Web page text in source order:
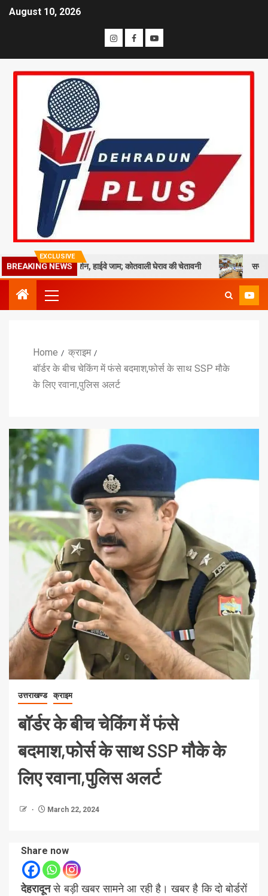
August 10, 2026
EXCLUSIVE
BREAKING NEWS
समाज का प्रदर्शन, हाईवे जाम; कोतवाली घेराव की चेतावनी सरकारी
Home
क्राइम
बॉर्डर के बीच चेकिंग में फंसे बदमाश,फोर्स के साथ SSP मौके
के लिए रवाना,पुलिस अलर्ट
उत्तराखण्ड क्राइम
बॉर्डर के बीच चेकिंग में फंसे
बदमाश,फोर्स के साथ SSP मौके के
लिए रवाना,पुलिस अलर्ट
March 22, 2024
Share now
देहरादूनसे बड़ी खबर सामने आ रही है। खबर है कि दो बोर्डरों